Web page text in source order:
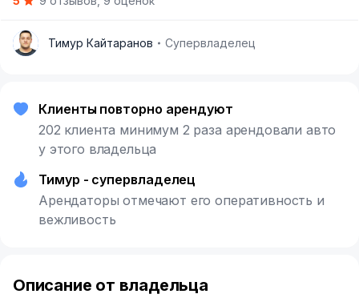
Т Тимур Кайтаранов Супервладелец
Клиенты повторно арендуют
202 клиента минимум 2 раза арендовали авто
у этого владельца
Тимур - супервладелец
Арендаторы отмечают его оперативность и
вежливость
Описание от владельца